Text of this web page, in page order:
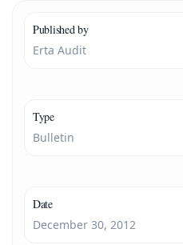
Published by
Erta Audit
Type
Bulletin
Date
December 30, 2012